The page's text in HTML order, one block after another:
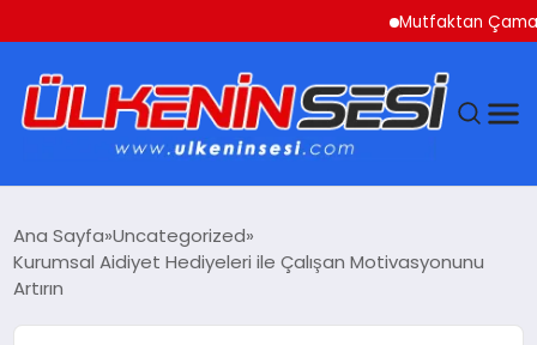
Mutfaktan
EKONOMI
Ana Sayfa Uncategorized
Kurumsal Aidiyet Hediyeleri ile Çalışan Motivasyonunu
Artırın